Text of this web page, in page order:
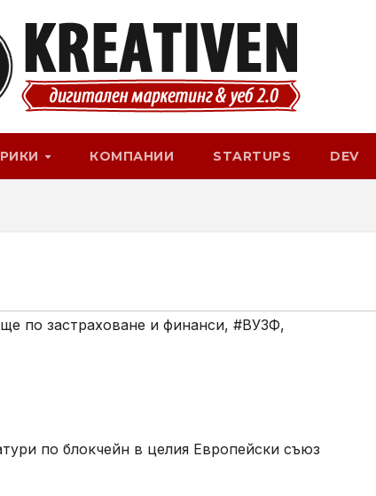
КОМПАНИИ STARTUPS DEV
по застраховане и финанси, #ВУЗФ,
по блокчейн в целия Европейски съюз